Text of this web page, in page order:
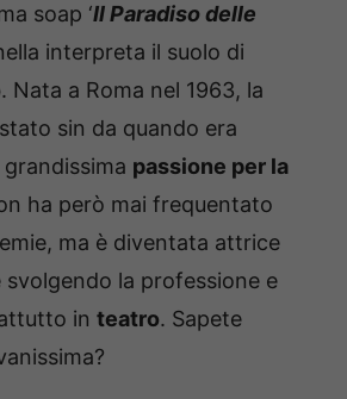
soap ‘Il Paradiso delle
interpreta il suolo di
. Nata a Roma nel 1963, la
sin da quando era
passione per la
ha però mai frequentato
ma è diventata attrice
svolgendo la professione e
in teatro. Sapete